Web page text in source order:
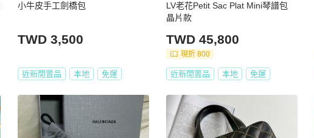
小牛皮手工劍橋包
TWD 3,500
近新閒置品 本地 免運
LV老花Petit Sac Plat Mini琴譜包
晶片款
TWD 45,800
現折 800
近新閒置品 本地 免運